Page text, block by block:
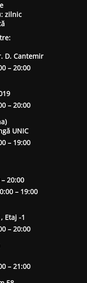
zilnic
Cantemir
– 20:00
– 20:00
UNIC
– 19:00
20:00
– 19:00
Etaj -1
– 20:00
– 21:00